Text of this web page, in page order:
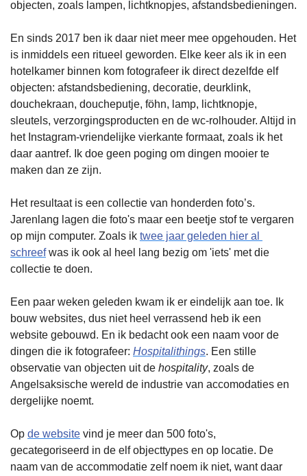
objecten, zoals lampen, lichtknopjes, afstandsbedieningen.
En sinds 2017 ben ik daar niet meer mee opgehouden. Het
is inmiddels een ritueel geworden. Elke keer als ik in een
hotelkamer binnen kom fotografeer ik direct dezelfde elf
objecten: afstandsbediening, decoratie, deurklink,
douchekraan, doucheputje, föhn, lamp, lichtknopje,
sleutels, verzorgingsproducten en de wc-rolhouder. Altijd in
het Instagram-vriendelijke vierkante formaat, zoals ik het
daar aantref. Ik doe geen poging om dingen mooier te
maken dan ze zijn.
Het resultaat is een collectie van honderden foto’s.
Jarenlang lagen die foto's maar een beetje stof te vergaren
op mijn computer. Zoals ik twee jaar geleden hier al
schreef was ik ook al heel lang bezig om 'iets' met die
collectie te doen.
Een paar weken geleden kwam ik er eindelijk aan toe. Ik
bouw websites, dus niet heel verrassend heb ik een
website gebouwd. En ik bedacht ook een naam voor de
dingen die ik fotografeer: Hospitalithings. Een stille
observatie van objecten uit de hospitality, zoals de
Angelsaksische wereld de industrie van accomodaties en
dergelijke noemt.
Op de website vind je meer dan 500 foto's,
gecategoriseerd in de elf objecttypes en op locatie. De
naam van de accommodatie zelf noem ik niet, want daar